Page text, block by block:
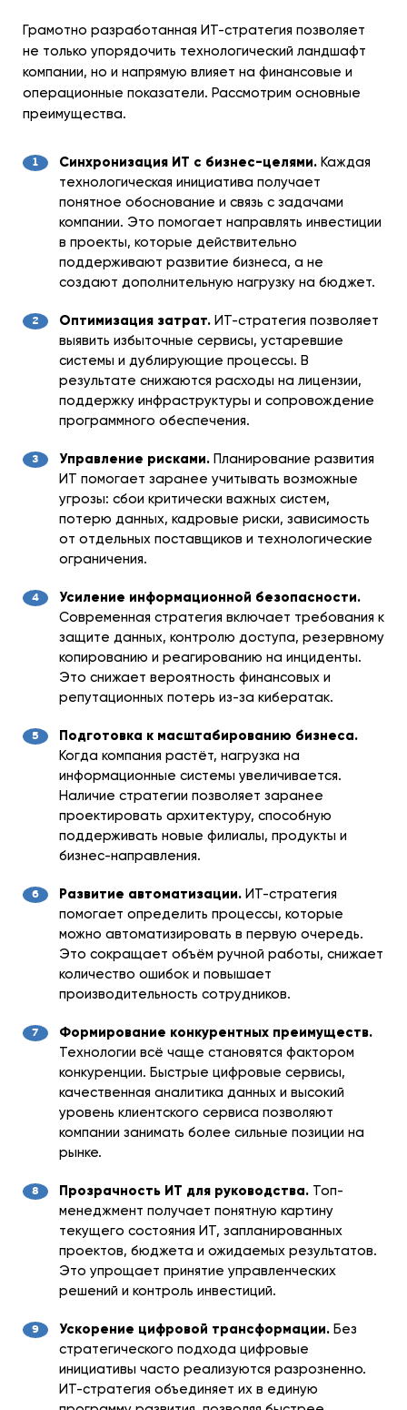
Грамотно разработанная ИТ-стратегия позволяет
не только упорядочить технологический ландшафт
компании, но и напрямую влияет на финансовые и
операционные показатели. Рассмотрим основные
преимущества.
Синхронизация ИТ с бизнес-целями. Каждая
технологическая инициатива получает
понятное обоснование и связь с задачами
компании. Это помогает направлять инвестиции
в проекты, которые действительно
поддерживают развитие бизнеса, а не
создают дополнительную нагрузку на бюджет.
Оптимизация затрат. ИТ-стратегия позволяет
выявить избыточные сервисы, устаревшие
системы и дублирующие процессы. В
результате снижаются расходы на лицензии,
поддержку инфраструктуры и сопровождение
программного обеспечения.
Управление рисками. Планирование развития
ИТ помогает заранее учитывать возможные
угрозы: сбои критически важных систем,
потерю данных, кадровые риски, зависимость
от отдельных поставщиков и технологические
ограничения.
Усиление информационной безопасности.
Современная стратегия включает требования к
защите данных, контролю доступа, резервному
копированию и реагированию на инциденты.
Это снижает вероятность финансовых и
репутационных потерь из-за кибератак.
Подготовка к масштабированию бизнеса.
Когда компания растёт, нагрузка на
информационные системы увеличивается.
Наличие стратегии позволяет заранее
проектировать архитектуру, способную
поддерживать новые филиалы, продукты и
бизнес-направления.
Развитие автоматизации. ИТ-стратегия
помогает определить процессы, которые
можно автоматизировать в первую очередь.
Это сокращает объём ручной работы, снижает
количество ошибок и повышает
производительность сотрудников.
Формирование конкурентных преимуществ.
Технологии всё чаще становятся фактором
конкуренции. Быстрые цифровые сервисы,
качественная аналитика данных и высокий
уровень клиентского сервиса позволяют
компании занимать более сильные позиции на
рынке.
Прозрачность ИТ для руководства. Топ-
менеджмент получает понятную картину
текущего состояния ИТ, запланированных
проектов, бюджета и ожидаемых результатов.
Это упрощает принятие управленческих
решений и контроль инвестиций.
Ускорение цифровой трансформации. Без
стратегического подхода цифровые
инициативы часто реализуются разрозненно.
ИТ-стратегия объединяет их в единую